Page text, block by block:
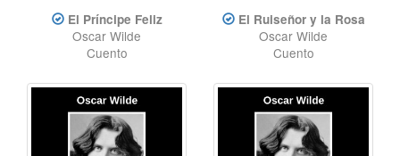
El Príncipe Feliz
Oscar Wilde
Cuento
El Ruiseñor y la Rosa
Oscar Wilde
Cuento